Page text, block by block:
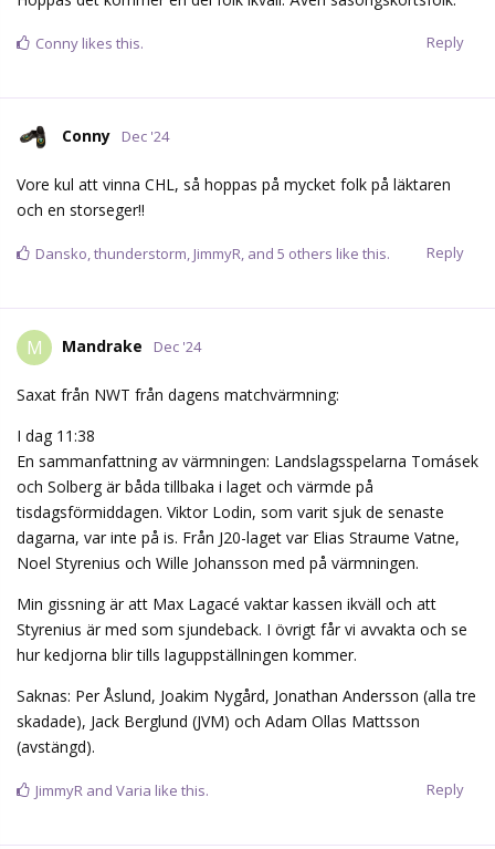
Reply
Conny likes this.
Conny Dec '24
Vore kul att vinna CHL, så hoppas på mycket folk på läktaren
och en storseger!!
Reply
Dansko,thunderstorm, JimmyR, and 5 others like this.
M Mandrake Dec '24
Saxat från NWT från dagens matchvärmning:
I dag 11:38
En sammanfattning av värmningen: Landslagsspelarna Tomásek
och Solberg är båda tillbaka i laget och värmde på
tisdagsförmiddagen. Viktor Lodin, som varit sjuk de senaste
dagarna, var inte på is. Från J20-laget var Elias Straume Vatne,
Noel Styrenius och Wille Johansson med på värmningen.
Min gissning är att Max Lagacé vaktar kassen ikväll och att
Styrenius är med som sjundeback. I övrigt får vi avvakta och se
hur kedjorna blir tills laguppställningen kommer.
Saknas: Per Åslund, Joakim Nygård, Jonathan Andersson (alla tre
skadade), Jack Berglund (JVM) och Adam Ollas Mattsson
(avstängd).
Reply
JimmyR and Varia like this.